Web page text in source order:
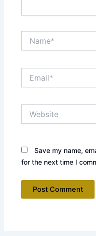
Save my name,
for the next time I